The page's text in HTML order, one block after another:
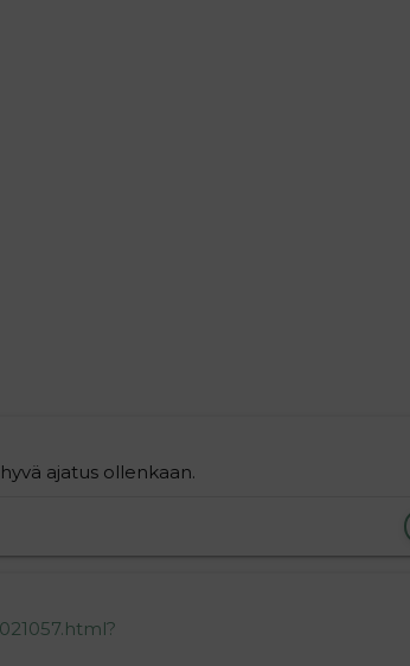
ajatus ollenkaan.